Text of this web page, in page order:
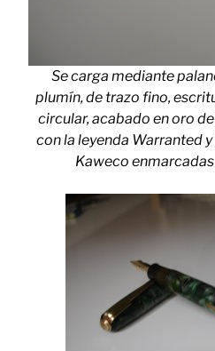
Se carga mediante
plumín, de trazo fino,
circular, acabado en oro
con la leyenda Warranted
Kaweco